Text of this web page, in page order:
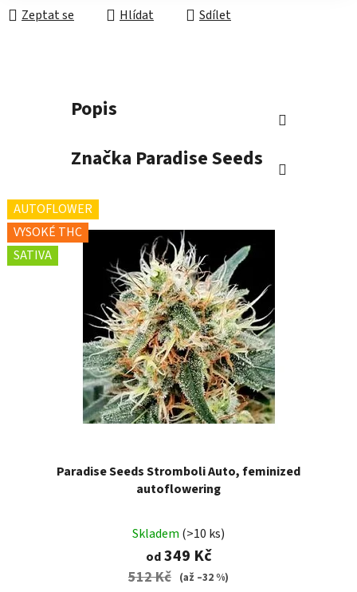
Zeptat se Hlídat Sdílet
Popis
Značka Paradise Seeds
AUTOFLOWER
VYSOKÉ THC
SATIVA
Paradise Seeds Stromboli Auto, feminized
autoflowering
Skladem (>10 ks)
od349 Kč
512 Kč (až –32 %)